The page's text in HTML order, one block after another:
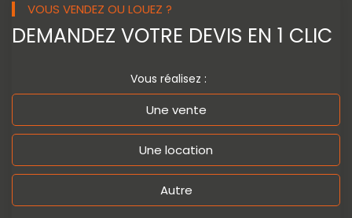
VOUS VENDEZ OU LOUEZ ?
DEMANDEZ VOTRE DEVIS EN 1 CLIC
Vous réalisez :
Une vente
Une location
Autre